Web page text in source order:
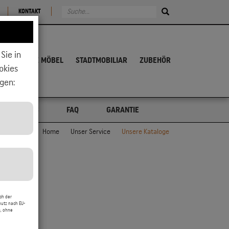
KONTAKT
ALTHOLZ MÖBEL STADTMOBILIAR ZUBEHÖR
FAQ GARANTIE
Home Unser Service Unsere Kataloge
in
der
nach EU-
ohne